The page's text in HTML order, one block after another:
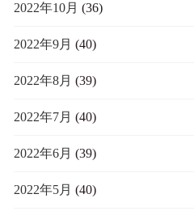
2022年10月 (36)
2022年9月 (40)
2022年8月 (39)
2022年7月 (40)
2022年6月 (39)
2022年5月 (40)